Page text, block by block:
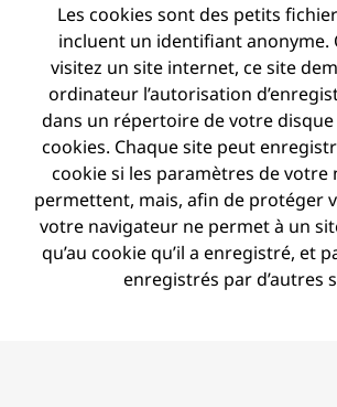
Les cookies sont des petits
incluent un identifiant anonyme.
visitez un site internet, ce site
ordinateur l’autorisation
dans un répertoire de votre
cookies. Chaque site peut
cookie si les paramètres de votre
permettent, mais, afin de protéger
votre navigateur ne permet à un
qu’au cookie qu’il a enregistré, et
enregistrés par d’autres